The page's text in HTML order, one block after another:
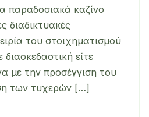
παραδοσιακά καζίνο
διαδικτυακές
του στοιχηματισμού
διασκεδαστική είτε
με την προσέγγιση του
των τυχερών […]